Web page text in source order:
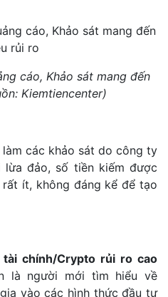
cáo, Khảo sát mang đến
Kiemtiencenter)
làm các khảo sát do công ty
lừa đảo, số tiền kiếm được
ít, không đáng kể để tạo
chính/Crypto rủi ro cao
là người mới tìm hiểu về
vào các hình thức đầu tư